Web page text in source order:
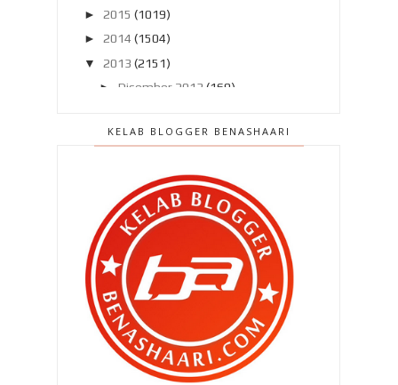
► 2015 (1019)
► 2014 (1504)
▼
2013 (2151)
► Disember 2013 (169)
►Oktober 2013 (160)
Ogos 2013(182)
►Julai 2013(220)
►
Jun 2013
▼
Mei 2013
(186)
Demam Qhaliff ..
Badminton pulak ??
Jin mata satu kelip mata !
KELAB BLOGGER BENASHAARI